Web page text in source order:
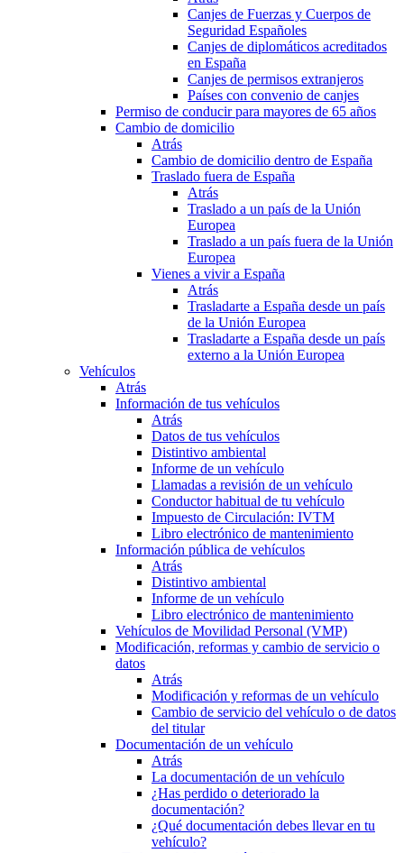
Canjes de Fuerzas y Cuerpos de
Seguridad Españoles
Canjes de diplomáticos acreditados
en España
Canjes de permisos extranjeros
Países con convenio de canjes
Permiso de conducir para mayores de 65 años
Cambio de domicilio
Atrás
Cambio de domicilio dentro de España
Traslado fuera de España
Atrás
Traslado a un país de la Unión
Europea
Traslado a un país fuera de la Unión
Europea
Vienes a vivir a España
Atrás
Trasladarte a España desde un país
de la Unión Europea
Trasladarte a España desde un país
externo a la Unión Europea
Vehículos
Atrás
Información de tus vehículos
Atrás
Datos de tus vehículos
Distintivo ambiental
Informe de un vehículo
Llamadas a revisión de un vehículo
Conductor habitual de tu vehículo
Impuesto de Circulación: IVTM
Libro electrónico de mantenimiento
Información pública de vehículos
Atrás
Distintivo ambiental
Informe de un vehículo
Libro electrónico de mantenimiento
Vehículos de Movilidad Personal (VMP)
Modificación, reformas y cambio de servicio o
datos
Atrás
Modificación y reformas de un vehículo
Cambio de servicio del vehículo o de datos
del titular
Documentación de un vehículo
Atrás
La documentación de un vehículo
¿Has perdido o deteriorado la
documentación?
¿Qué documentación debes llevar en tu
vehículo?